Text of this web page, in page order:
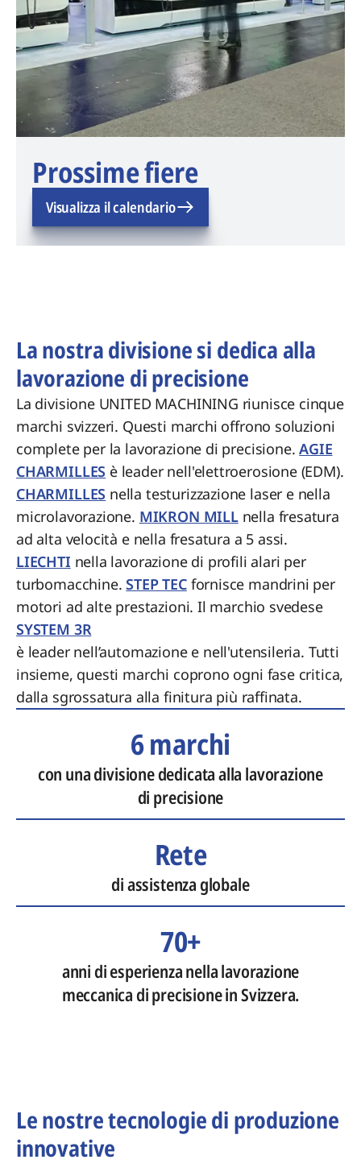
Prossime fiere
Visualizza il calendario
La nostra divisione si dedica alla
lavorazione di precisione
La divisione UNITED MACHINING riunisce cinque
marchi svizzeri. Questi marchi offrono soluzioni
complete per la lavorazione di precisione.AGIE
CHARMILLES è leader nell'elettroerosione (EDM).
CHARMILLES nella testurizzazione laser e nella
microlavorazione. MIKRON MILLnella fresatura
ad alta velocità e nella fresatura a 5 assi.
LIECHTI nella lavorazione di profili alari per
turbomacchine.STEP TECfornisce mandrini per
motori ad alte prestazioni. Il marchio svedese
SYSTEM 3R
è leader nell’automazione e nell'utensileria. Tutti
insieme, questi marchi coprono ogni fase critica,
dalla sgrossatura alla finitura più raffinata.
6 marchi
con una divisione dedicata alla lavorazione
di precisione
Rete
di assistenza globale
70+
anni di esperienza nella lavorazione
meccanica di precisione in Svizzera.
Le nostre tecnologie di produzione
innovative